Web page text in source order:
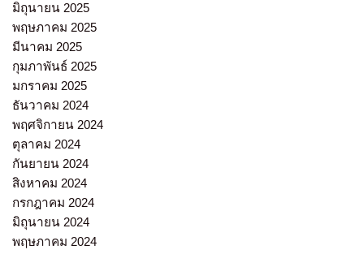
มิถุนายน 2025
พฤษภาคม 2025
มีนาคม 2025
กุมภาพันธ์ 2025
มกราคม 2025
ธันวาคม 2024
พฤศจิกายน 2024
ตุลาคม 2024
กันยายน 2024
สิงหาคม 2024
กรกฎาคม 2024
มิถุนายน 2024
พฤษภาคม 2024